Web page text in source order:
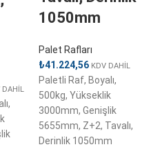
DAHİL
1050mm
Palet Rafları
₺41.224,56 KDV DAHİL
Paletli Raf, Boyalı,
500kg, Yükseklik
3000mm, Genişlik
5655mm, Z+2, Tavalı,
Derinlik 1050mm